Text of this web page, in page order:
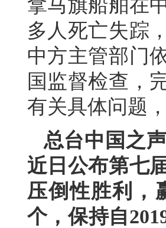
拿马旗船舶在
多人死亡失踪
中方主管部门
国监督检查，
有关具体问题
总台中国之
近日公布第七
压倒性胜利，
个，保持自